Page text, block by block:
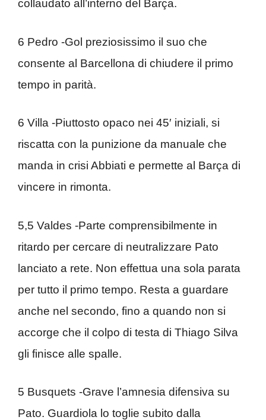
collaudato all’interno del Barça.
6 Pedro -Gol preziosissimo il suo che
consente al Barcellona di chiudere il primo
tempo in parità.
6 Villa -Piuttosto opaco nei 45′ iniziali, si
riscatta con la punizione da manuale che
manda in crisi Abbiati e permette al Barça di
vincere in rimonta.
5,5 Valdes -Parte comprensibilmente in
ritardo per cercare di neutralizzare Pato
lanciato a rete. Non effettua una sola parata
per tutto il primo tempo. Resta a guardare
anche nel secondo, fino a quando non si
accorge che il colpo di testa di Thiago Silva
gli finisce alle spalle.
5 Busquets -Grave l’amnesia difensiva su
Pato. Guardiola lo toglie subito dalla